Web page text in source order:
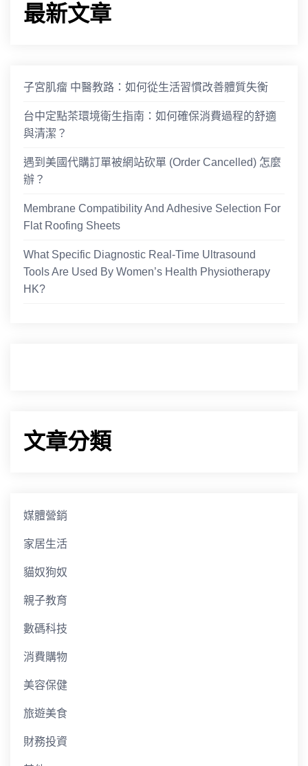
最新文章
子宮肌瘤 中醫教路：如何從生活習慣改善體質失衡
台中定點茶環境衛生指南：如何確保消費過程的舒適
與清潔？
遇到美國代購訂單被網站砍單 (Order Cancelled) 怎麼
辦？
Membrane Compatibility And Adhesive Selection For
Flat Roofing Sheets
What Specific Diagnostic Real-Time Ultrasound
Tools Are Used By Women’s Health Physiotherapy
HK?
文章分類
媒體營銷
家居生活
貓奴狗奴
親子教育
數碼科技
消費購物
美容保健
旅遊美食
財務投資